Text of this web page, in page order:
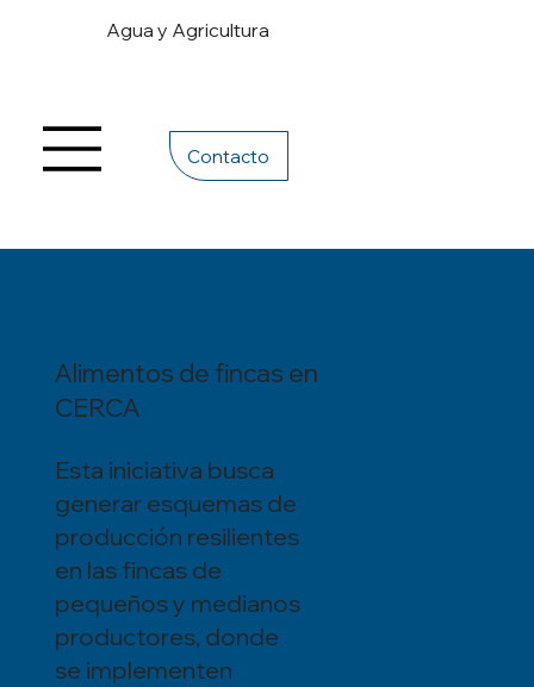
Agua y Agricultura
Contacto
Alimentos de fincas en
CERCA
Esta iniciativa busca
generar esquemas de
producción resilientes
en las fincas de
pequeños y medianos
productores, donde
se implementen